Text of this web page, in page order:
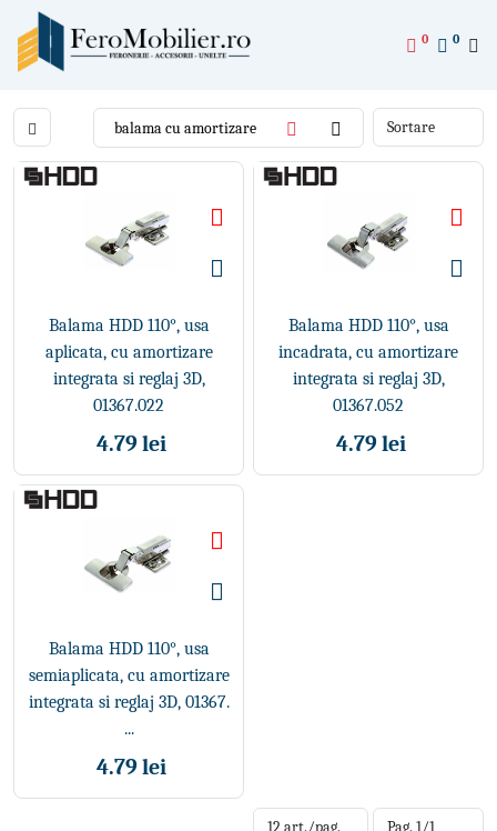
0
0
Balama HDD 110°, usa
aplicata, cu amortizare
integrata si reglaj 3D,
01367.022
4.79 lei
Balama HDD 110°, usa
incadrata, cu amortizare
integrata si reglaj 3D,
01367.052
4.79 lei
Balama HDD 110°, usa
semiaplicata, cu amortizare
integrata si reglaj 3D, 01367.
...
4.79 lei